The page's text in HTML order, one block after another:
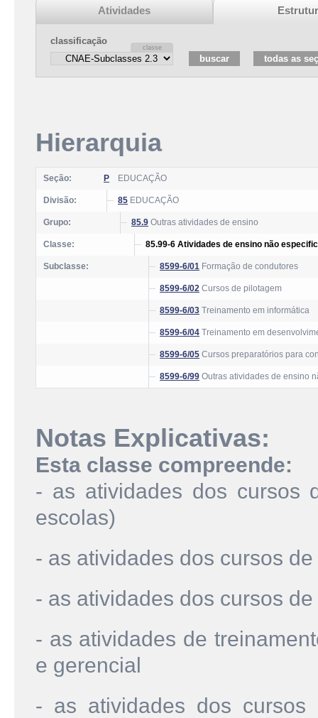
Atividades
classificação
Hierarquia
Seção: P EDUCAÇÃO
Divisão: 85 EDUCAÇÃO
Grupo: 85.9 Outras atividades de ensino
Classe: 85.99-6 Atividades de ensino não
Subclasse: 8599-6/01 Formação de condutores
8599-6/02 Cursos de pilotagem
8599-6/03 Treinamento em informática
8599-6/04 Treinamento em
8599-6/05 Cursos preparatórios para
8599-6/99 Outras atividades de ensino
Notas Explicativas:
Esta classe compreende:
- as atividades dos cursos
escolas)
- as atividades dos cursos
- as atividades dos cursos
- as atividades de
e gerencial
- as atividades dos cursos